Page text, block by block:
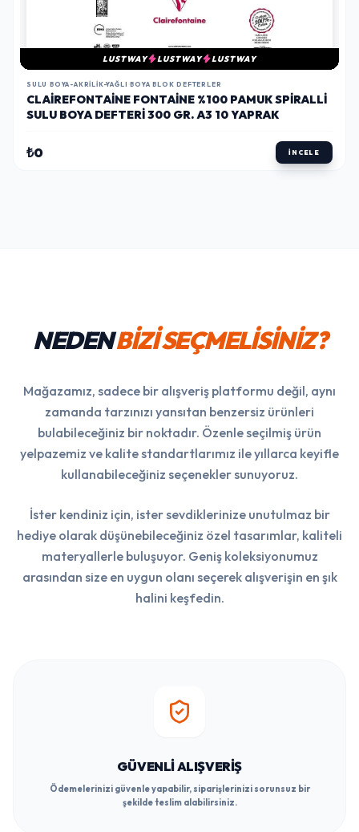
LUSTWAY LUSTWAY LUSTWAY
SULU BOYA-AKRILIK-YAĞLI BOYA BLOK DEFTERLER
CLAIREFONTAINE FONTAINE %100 PAMUK SPIRALLI
SULU BOYA DEFTERI 300 GR. A3 10 YAPRAK
₺0 İNCELE
NEDENBİZİ SEÇMELİSİNİZ?
Mağazamız, sadece bir alışveriş platformu değil, aynı
zamanda tarzınızı yansıtan benzersiz ürünleri
bulabileceğiniz bir noktadır. Özenle seçilmiş ürün
yelpazemiz ve kalite standartlarımız ile yıllarca keyifle
kullanabileceğiniz seçenekler sunuyoruz.
İster kendiniz için, ister sevdiklerinize unutulmaz bir
hediye olarak düşünebileceğiniz özel tasarımlar, kaliteli
materyallerle buluşuyor. Geniş koleksiyonumuz
arasından size en uygun olanı seçerek alışverişin en şık
halini keşfedin.
GÜVENLI ALIŞVERIŞ
Ödemelerinizi güvenle yapabilir, siparişlerinizi sorunsuz bir
şekilde teslim alabilirsiniz.